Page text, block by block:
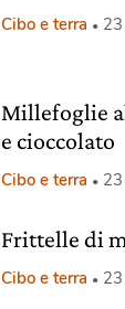
Cibo e terra
Millefoglie
e cioccolato
Cibo e terra
Frittelle di
Cibo e terra